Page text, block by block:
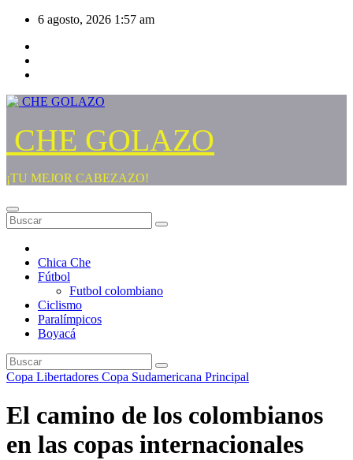
Saltar
contenido
6 agosto, 2026 1:57 am
CHE GOLAZO
¡TU MEJOR CABEZAZO!
Chica Che
Fútbol
Futbol colombiano
Ciclismo
Paralímpicos
Boyacá
Copa Libertadores Copa Sudamericana Principal
El camino de los colombianos
en las copas internacionales